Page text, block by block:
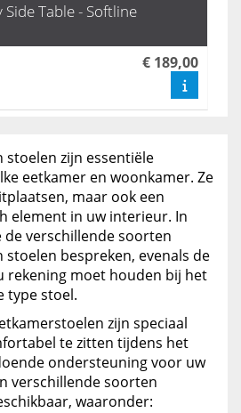
Side Table - Softline
€ 189,00
stoelen zijn essentiële
eetkamer en woonkamer. Ze
maar ook een
element in uw interieur. In
de verschillende soorten
bespreken, evenals de
rekening moet houden bij het
type stoel.
zijn speciaal
te zitten tijdens het
ondersteuning voor uw
verschillende soorten
waaronder: